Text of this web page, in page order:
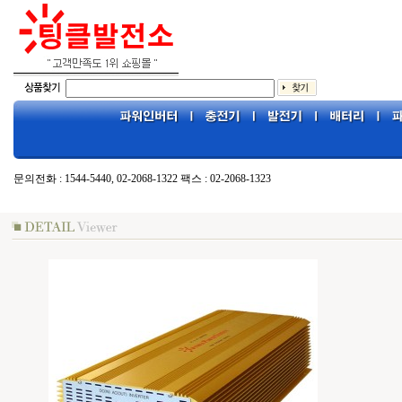
문의전화 : 1544-5440, 02-2068-1322 팩스 : 02-2068-1323